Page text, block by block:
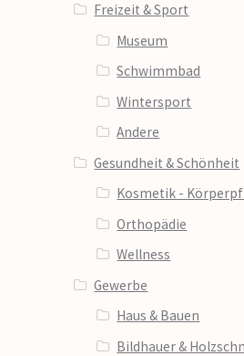
Freizeit & Sport
Museum
Schwimmbad
Wintersport
Andere
Gesundheit & Schönheit
Kosmetik -
Orthopädie
Wellness
Gewerbe
Haus & Bauen
Bildhauer &